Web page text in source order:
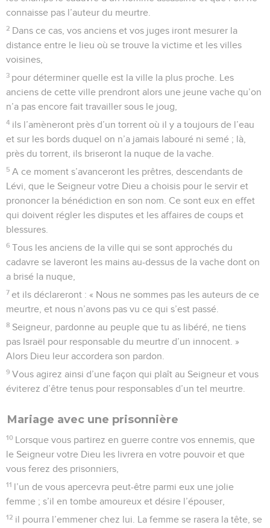
connaisse pas l’auteur du meurtre.
2 Dans ce cas, vos anciens et vos juges iront mesurer la
distance entre le lieu où se trouve la victime et les villes
voisines,
3 pour déterminer quelle est la ville la plus proche. Les
anciens de cette ville prendront alors une jeune vache qu’on
n’a pas encore fait travailler sous le joug,
4 ils l’amèneront près d’un torrent où il y a toujours de l’eau
et sur les bords duquel on n’a jamais labouré ni semé ; là,
près du torrent, ils briseront la nuque de la vache.
5 A ce moment s’avanceront les prêtres, descendants de
Lévi, que le Seigneur votre Dieu a choisis pour le servir et
prononcer la bénédiction en son nom. Ce sont eux en effet
qui doivent régler les disputes et les affaires de coups et
blessures.
6 Tous les anciens de la ville qui se sont approchés du
cadavre se laveront les mains au-dessus de la vache dont on
a brisé la nuque,
7 et ils déclareront : « Nous ne sommes pas les auteurs de ce
meurtre, et nous n’avons pas vu ce qui s’est passé.
8 Seigneur, pardonne au peuple que tu as libéré, ne tiens
pas Israël pour responsable du meurtre d’un innocent. »
Alors Dieu leur accordera son pardon.
9 Vous agirez ainsi d’une façon qui plaît au Seigneur et vous
éviterez d’être tenus pour responsables d’un tel meurtre.
Mariage avec une prisonnière
10 Lorsque vous partirez en guerre contre vos ennemis, que
le Seigneur votre Dieu les livrera en votre pouvoir et que
vous ferez des prisonniers,
11 l’un de vous apercevra peut-être parmi eux une jolie
femme ; s’il en tombe amoureux et désire l’épouser,
12 il pourra l’emmener chez lui. La femme se rasera la tête, se